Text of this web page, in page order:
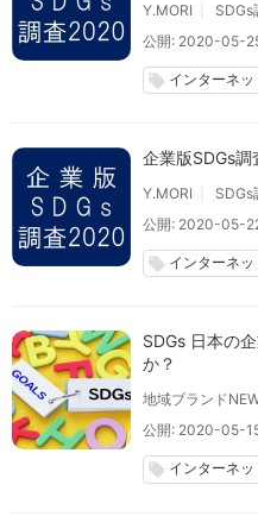
Y.MORI
SDGs
公開: 2020-05-
local_offer インターネッ
企業版SDGs
Y.MORI
SDGs
公開: 2020-05-
local_offer インターネッ
SDGs 日本の
か？
地域ブランド
公開: 2020-05-
local_offer インターネッ